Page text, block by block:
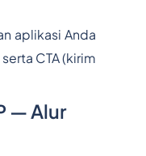
aplikasi Anda
CTA (kirim
— Alur